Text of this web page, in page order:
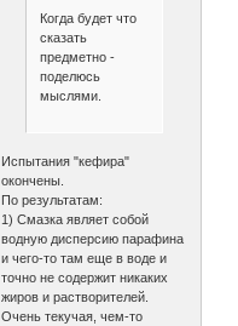
Когда будет что
сказать
предметно -
поделюсь
мыслями.
Испытания "кефира"
окончены.
По результатам:
1) Смазка являет собой
водную дисперсию парафина
и чего-то там еще в воде и
точно не содержит никаких
жиров и растворителей.
Очень текучая, чем-то